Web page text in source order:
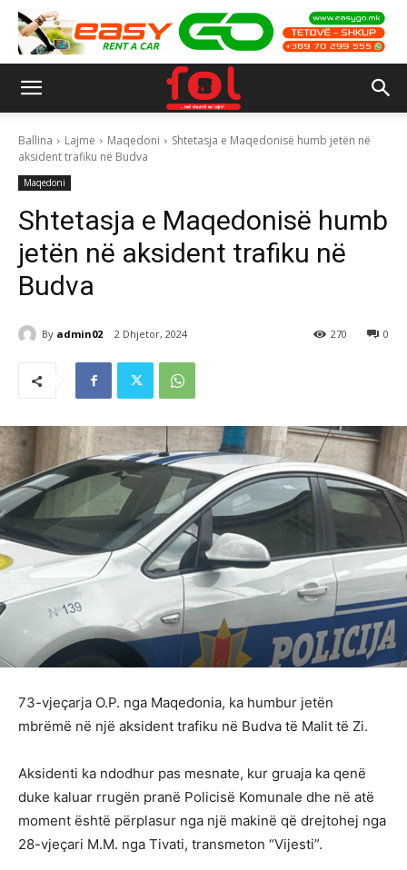
Ballina Lajme Maqedoni
Shtetasja e Maqedonisë humb jetën në
aksident trafiku në Budva
Maqedoni
Shtetasja e Maqedonisë humb
jetën në aksident trafiku në
Budva
By admin02 2 Dhjetor, 2024 0
270
73-vjeçarja O.P. nga Maqedonia, ka humbur jetën
mbrëmë në një aksident trafiku në Budva të Malit të Zi.
Aksidenti ka ndodhur pas mesnate, kur gruaja ka qenë
duke kaluar rrugën pranë Policisë Komunale dhe në atë
moment është përplasur nga një makinë që drejtohej nga
28-vjeçari M.M. nga Tivati, transmeton “Vijesti”.